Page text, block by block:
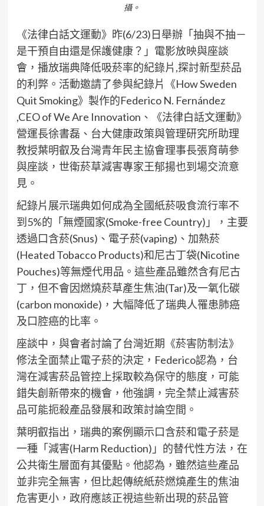
攝。
《法律白話文運動》昨(6/23)日舉辦「抽與不抽－
是干預自由還是保護健康？」電影放映與座談
會，播放瑞典降低吸菸率的紀錄片,探討新型菸品
的利弊。活動邀請了參與紀錄片《How Sweden
Quit Smoking》製作的Federico N. Fernández
,CEO of We Are Innovation、《法律白話文運動》
營運長徐書磊、台大健康政策與管理研究所助理
教授葉明叡及台灣青年民主協會理事長張育萌參
與座談，世衛菸草減害專家王郁揚也到場交流意
見。
紀錄片展示瑞典如何成為全國紙菸吸食流行率不
到5%的「無煙國家(Smoke-free Country)」，主要
透過口含菸(Snus)、電子菸(vaping)、加熱菸
(Heated Tobacco Products)和尼古丁袋(Nicotine
Pouches)等無煙代用品。這些產品雖然含有尼古
丁，但不會因燃燒菸草產生焦油(Tar)及一氧化碳
(carbon monoxide)，大幅降低了瑞典人罹患肺癌
及口腔癌的比率。
座談中，與會者討論了台灣近期《菸害防制法》
修法全面禁止電子菸的決定，Federico認為，台
灣在減害菸品管控上採取較為保守的態度，可能
錯失創新帶來的機會，他強調，完全禁止減害菸
品可能扼殺產品發展和政策討論空間。
葉明叡指出，瑞典的案例顯示口含菸和電子菸是
一種「減害(Harm Reduction)」的替代性方法，在
公共衛生層面有其優點。他認為，雖然這些產品
並非完全無害，但比起傳統紙菸燃燒產生的焦油
危害更小，政府應該正視這些新出現的菸品管